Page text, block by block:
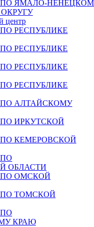
ЯМАЛО-
центр
РЕСПУБЛИКЕ
РЕСПУБЛИКЕ
РЕСПУБЛИКЕ
РЕСПУБЛИКЕ
АЛТАЙСКОМУ
ИРКУТСКОЙ
КЕМЕРОВСКОЙ
ОБЛАСТИ
ОМСКОЙ
ТОМСКОЙ
КРАЮ